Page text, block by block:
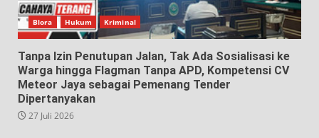
Blora Hukum Kriminal
Tanpa Izin Penutupan Jalan, Tak Ada Sosialisasi ke
Warga hingga Flagman Tanpa APD, Kompetensi CV
Meteor Jaya sebagai Pemenang Tender
Dipertanyakan
27 Juli 2026